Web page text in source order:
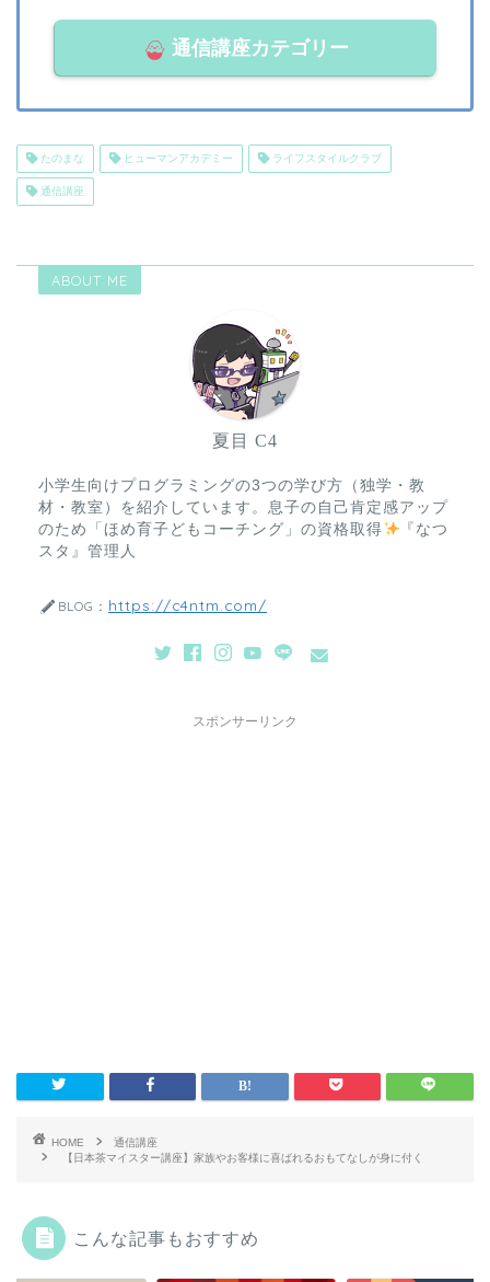
通信講座カテゴリー
たのまな ヒューマンアカデミー ライフスタイルクラブ
通信講座
ABOUT ME
夏目 C4
小学生向けプログラミングの3つの学び方（独学・教
材・教室）を紹介しています。息子の自己肯定感アップ
のため「ほめ育子どもコーチング」の資格取得
『なつ
スタ』管理人
BLOG： https://c4ntm.com/
スポンサーリンク
HOME
通信講座
【日本茶マイスター講座】家族やお客様に喜ばれるおもてなしが身に付く
こんな記事もおすすめ